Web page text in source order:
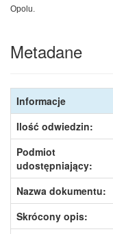
Opolu.
Metadane
Informacje
Ilość odwiedzin:
Podmiot
udostępniający:
Nazwa dokumentu:
Skrócony opis: